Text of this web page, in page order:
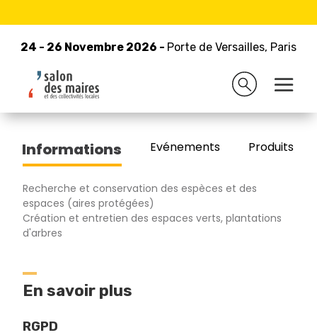
24 - 26 Novembre 2026 - Porte de Versailles, Paris
24 - 26 Novembre 2026 - Porte de Versailles, Paris
Retour à la liste des exposants
PROTEC TREE
Informations Evénements Produits/
Recherche et conservation des espèces et des
espaces (aires protégées)
Création et entretien des espaces verts, plantations
d'arbres
En savoir plus
RGPD